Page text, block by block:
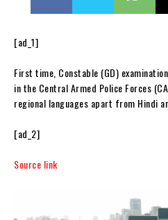
[ad_1]
First time, Constable (GD)
in the Central Armed Police Forces
regional languages apart from Hindi
[ad_2]
Source link